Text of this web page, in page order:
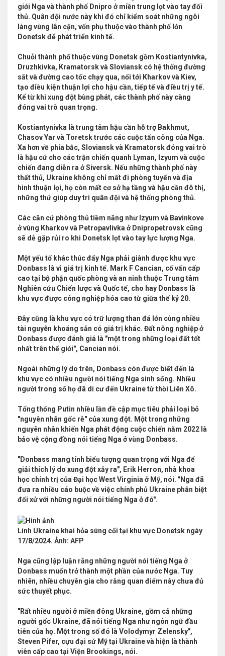
giới Nga và thành phố Dnipro ở miền trung lọt vào tay đối
thủ. Quân đội nước này khi đó chỉ kiểm soát những ngôi
làng vùng lân cận, vốn phụ thuộc vào thành phố lớn
Donetsk để phát triển kinh tế.
Chuỗi thành phố thuộc vùng Donetsk gồm Kostiantynivka,
Druzhkivka, Kramatorsk và Sloviansk có hệ thống đường
sắt và đường cao tốc chạy qua, nối tới Kharkov và Kiev,
tạo điều kiện thuận lợi cho hậu cần, tiếp tế và điều trị y tế.
Kể từ khi xung đột bùng phát, các thành phố này càng
đóng vai trò quan trọng.
Kostiantynivka là trung tâm hậu cần hỗ trợ Bakhmut,
Chasov Yar và Toretsk trước các cuộc tấn công của Nga.
Xa hơn về phía bắc, Sloviansk và Kramatorsk đóng vai trò
là hậu cứ cho các trận chiến quanh Lyman, Izyum và cuộc
chiến đang diễn ra ở Siversk. Nếu những thành phố này
thất thủ, Ukraine không chỉ mất đi phòng tuyến và địa
hình thuận lợi, họ còn mất cơ sở hạ tầng và hậu cần đô thị,
những thứ giúp duy trì quân đội và hệ thống phòng thủ.
Các căn cứ phòng thủ tiềm năng như Izyum và Bavinkove
ở vùng Kharkov và Petropavlivka ở Dnipropetrovsk cũng
sẽ dễ gặp rủi ro khi Donetsk lọt vào tay lực lượng Nga.
Một yếu tố khác thúc đẩy Nga phải giành được khu vực
Donbass là vì giá trị kinh tế. Mark F Cancian, cố vấn cấp
cao tại bộ phận quốc phòng và an ninh thuộc Trung tâm
Nghiên cứu Chiến lược và Quốc tế, cho hay Donbass là
khu vực được công nghiệp hóa cao từ giữa thế kỷ 20.
Đây cũng là khu vực có trữ lượng than đá lớn cùng nhiều
tài nguyên khoáng sản có giá trị khác. Đất nông nghiệp ở
Donbass được đánh giá là "một trong những loại đất tốt
nhất trên thế giới", Cancian nói.
Ngoài những lý do trên, Donbass còn được biết đến là
khu vực có nhiều người nói tiếng Nga sinh sống. Nhiều
người trong số họ đã di cư đến Ukraine từ thời Liên Xô.
Tổng thống Putin nhiều lần đề cập mục tiêu phải loại bỏ
"nguyên nhân gốc rễ" của xung đột. Một trong những
nguyên nhân khiến Nga phát động cuộc chiến năm 2022 là
bảo vệ cộng đồng nói tiếng Nga ở vùng Donbass.
"Donbass mang tính biểu tượng quan trọng với Nga để
giải thích lý do xung đột xảy ra", Erik Herron, nhà khoa
học chính trị của Đại học West Virginia ở Mỹ, nói. "Nga đã
đưa ra nhiều cáo buộc về việc chính phủ Ukraine phân biệt
đối xử với những người nói tiếng Nga ở đó".
Lính Ukraine khai hỏa súng cối tại khu vực Donetsk ngày
17/8/2024. Ảnh: AFP
Nga cũng lập luận rằng những người nói tiếng Nga ở
Donbass muốn trở thành một phần của nước Nga. Tuy
nhiên, nhiều chuyên gia cho rằng quan điểm này chưa đủ
sức thuyết phục.
"Rất nhiều người ở miền đông Ukraine, gồm cả những
người gốc Ukraine, đã nói tiếng Nga như ngôn ngữ đầu
tiên của họ. Một trong số đó là Volodymyr Zelensky",
Steven Pifer, cựu đại sứ Mỹ tại Ukraine và hiện là thành
viên cấp cao tại Viện Brookings, nói.